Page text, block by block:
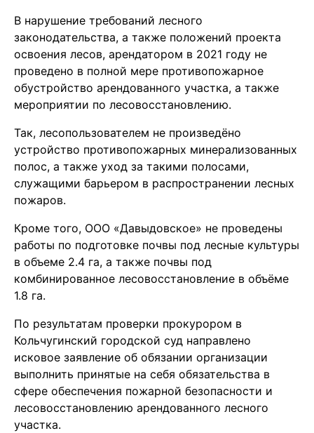
В нарушение требований лесного
законодательства, а также положений проекта
освоения лесов, арендатором в 2021 году не
проведено в полной мере противопожарное
обустройство арендованного участка, а также
мероприятии по лесовосстановлению.
Так, лесопользователем не произведёно
устройство противопожарных минерализованных
полос, а также уход за такими полосами,
служащими барьером в распространении лесных
пожаров.
Кроме того, ООО «Давыдовское» не проведены
работы по подготовке почвы под лесные культуры
в объеме 2.4 га, а также почвы под
комбинированное лесовосстановление в объёме
1.8 га.
По результатам проверки прокурором в
Кольчугинский городской суд направлено
исковое заявление об обязании организации
выполнить принятые на себя обязательства в
сфере обеспечения пожарной безопасности и
лесовосстановлению арендованного лесного
участка.